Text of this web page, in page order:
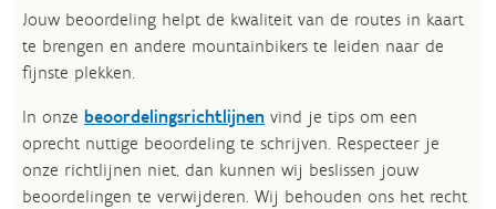
Jouw beoordeling helpt de kwaliteit van de routes in kaart
te brengen en andere mountainbikers te leiden naar de
fijnste plekken.
In onze beoordelingsrichtlijnen vind je tips om een
oprecht nuttige beoordeling te schrijven. Respecteer je
onze richtlijnen niet, dan kunnen wij beslissen jouw
beoordelingen te verwijderen. Wij behouden ons het recht